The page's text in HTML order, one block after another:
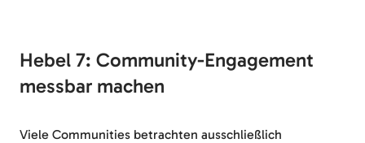
Hebel 7: Community-Engagement
messbar machen
Viele Communities betrachten ausschließlich